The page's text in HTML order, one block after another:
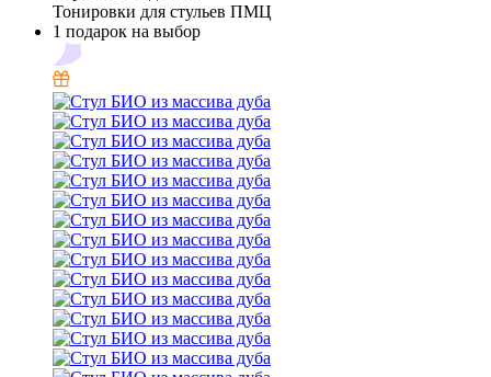
Тонировки для стульев ПМЦ
1 подарок на выбор